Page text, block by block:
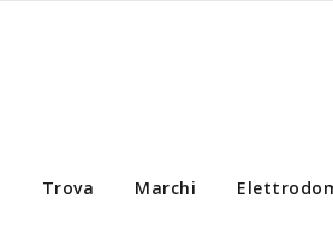
Trova Marchi